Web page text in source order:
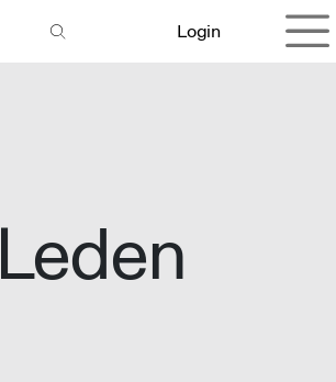
Login
Leden